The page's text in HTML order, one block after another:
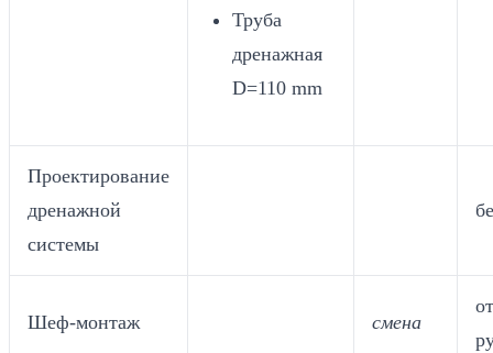
Труба
дренажная
D=110 mm
Проектирование
дренажной
системы
Шеф-монтаж смена